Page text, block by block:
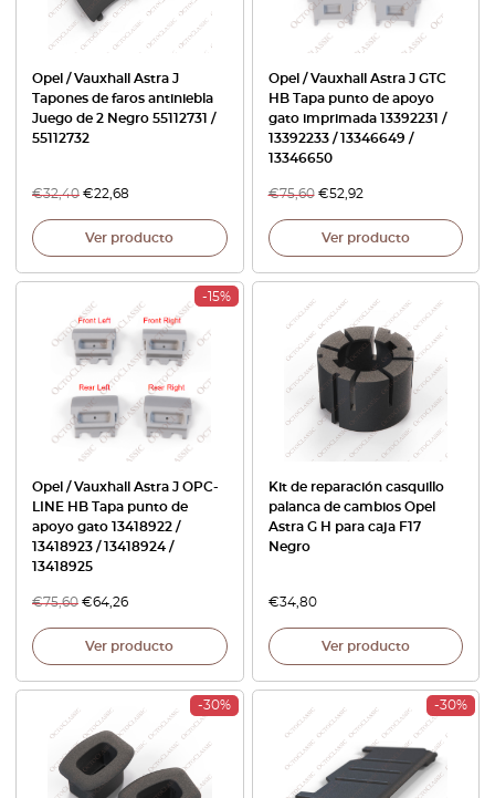
Opel / Vauxhall Astra J
Tapones de faros antiniebla
Juego de 2 Negro 55112731 /
55112732
€32,40 €22,68
Ver producto
Opel / Vauxhall Astra J GTC
HB Tapa punto de apoyo
gato imprimada 13392231 /
13392233 / 13346649 /
13346650
€75,60 €52,92
Ver producto
-15%
Opel / Vauxhall Astra J OPC-
LINE HB Tapa punto de
apoyo gato 13418922 /
13418923 / 13418924 /
13418925
€75,60 €64,26
Ver producto
Kit de reparación casquillo
palanca de cambios Opel
Astra G H para caja F17
Negro
€34,80
Ver producto
-30% -30%